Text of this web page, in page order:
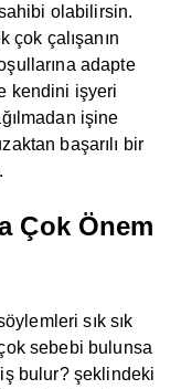
olabilirsin.
çok çalışanın
adapte
kendini işyeri
işine
başarılı bir
Çok Önem
sık sık
sebebi bulunsa
bulur? şeklindeki